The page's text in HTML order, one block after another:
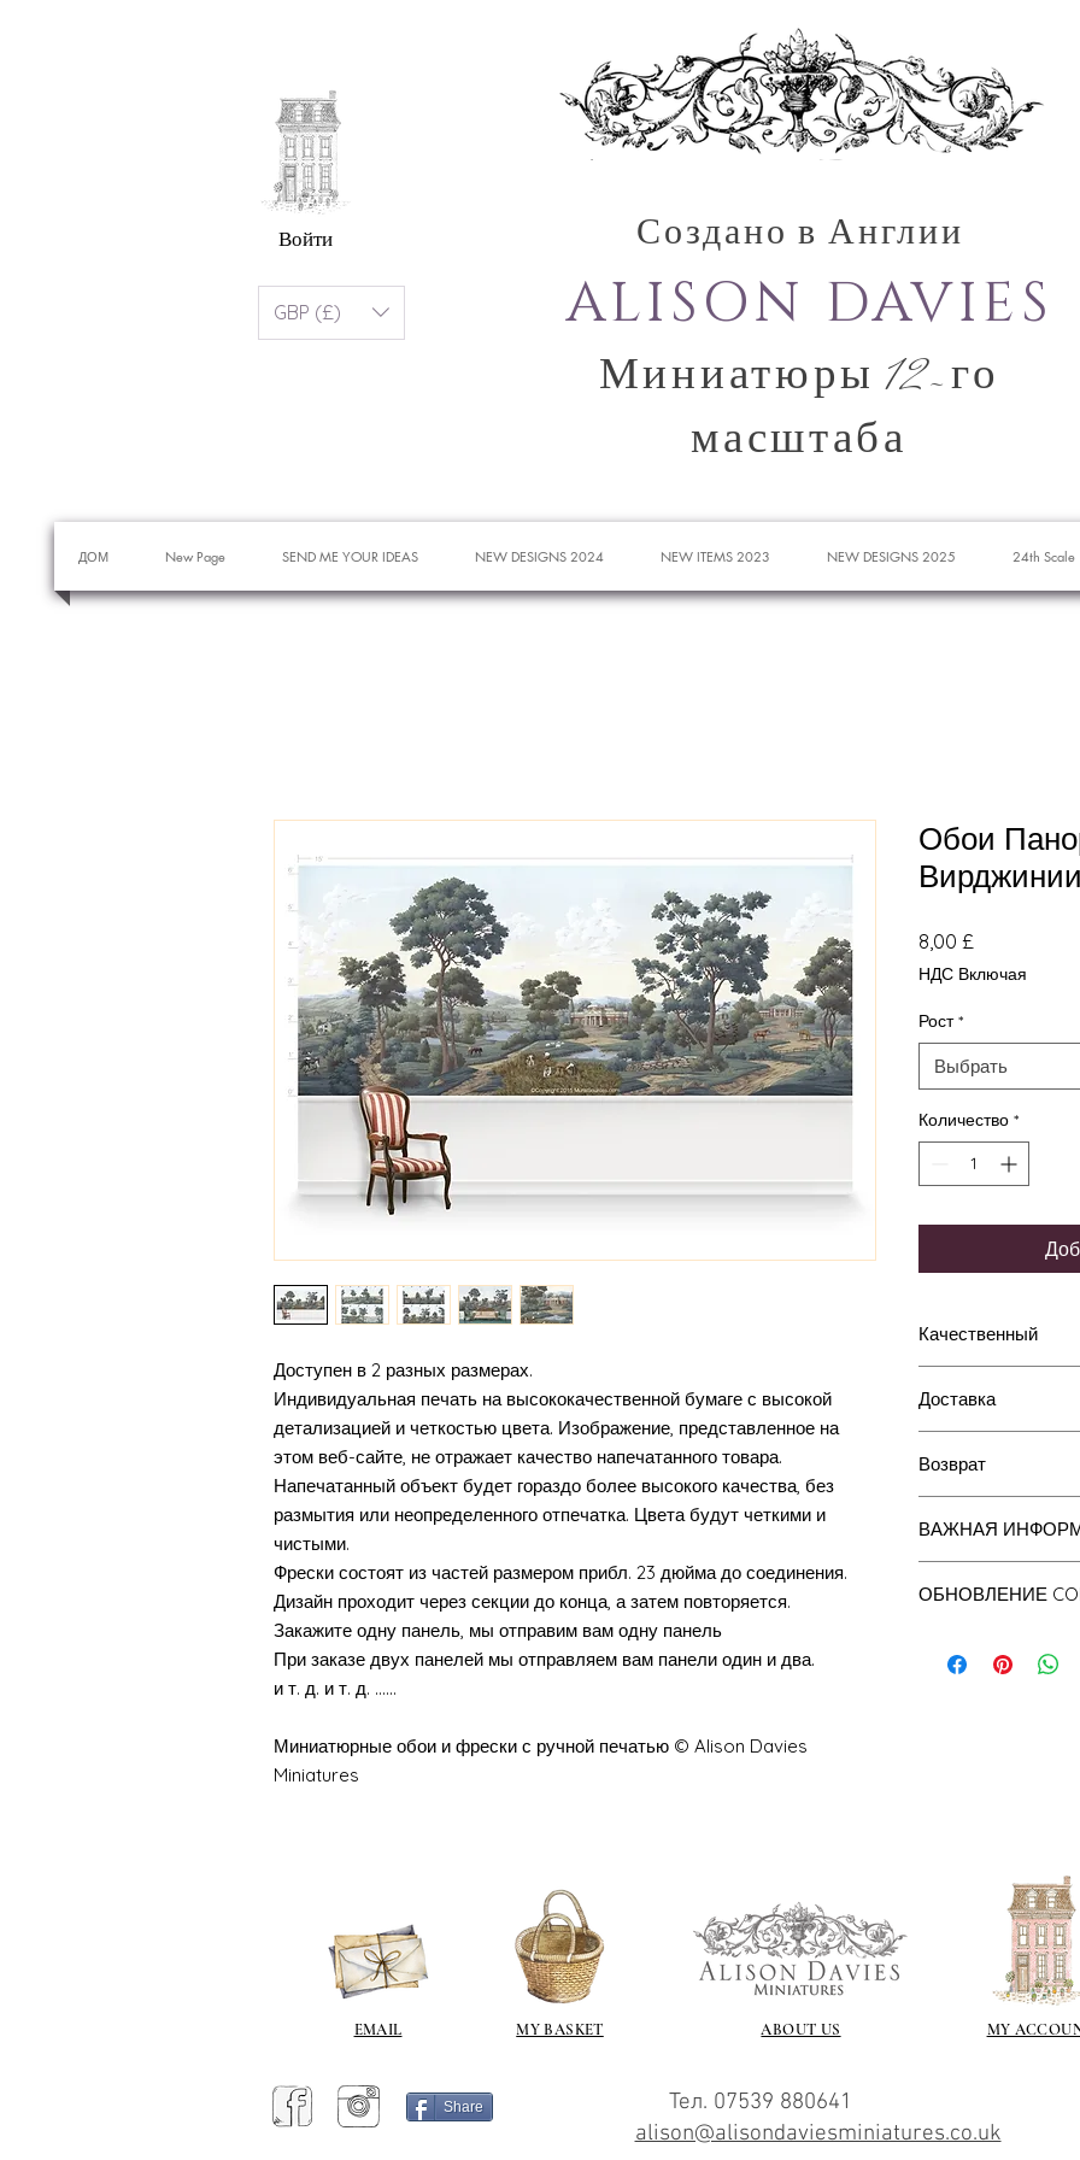
Создано в Англии
ALISON DAVIES
Войти
GBP (£)
Миниатюры 12-го
масштаба
ДОМ New Page SEND ME YOUR IDEAS NEW DESIGNS 2024 NEW ITEMS 2023 NEW DESIGNS 2025 24th Scale
Доступен в 2 разных размерах.
Индивидуальная печать на высококачественной бумаге с высокой
детализацией и четкостью цвета. Изображение, представленное на
этом веб-сайте, не отражает качество напечатанного товара.
Напечатанный объект будет гораздо более высокого качества, без
размытия или неопределенного отпечатка. Цвета будут четкими и
чистыми.
Фрески состоят из частей размером прибл. 23 дюйма до соединения.
Дизайн проходит через секции до конца, а затем повторяется.
Закажите одну панель, мы отправим вам одну панель
При заказе двух панелей мы отправляем вам панели один и два.
и т. д. и т. д. ......
Миниатюрные обои и фрески с ручной печатью © Alison Davies
Miniatures
Обои
Вирджинии
8,00 £
НДС Включая
Рост *
Выбрать
Количество *
Качественный
Разрешение
очень высокого
просматриваете
фрески, ваш
красивым. Все
Доставка
отправят по почте
почтовой службы.
Для
используем ту же
наши посылки
отправки, но не
Возврат
вернуть ее мне и
При возврате
подтверждение
ВАЖНАЯ
складе, и я делаю
рабочих дней.
ОБНОВЛЕНИЕ
короной
EMAIL MY BASKET ABOUT US MY
Share
Тел. 07539 880641
alison@alisondaviesminiatures.co.uk